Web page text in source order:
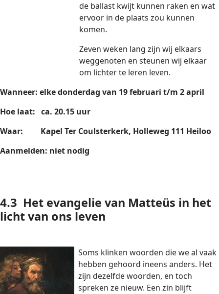
de ballast kwijt kunnen raken en wat
ervoor in de plaats zou kunnen
komen.
Zeven weken lang zijn wij elkaars
weggenoten en steunen wij elkaar
om lichter te leren leven.
Wanneer: elke donderdag van 19 februari t/m 2 april
Hoe laat: ca. 20.15 uur
Waar: Kapel Ter Coulsterkerk, Holleweg 111 Heiloo
Aanmelden: niet nodig
4.3 Het evangelie van Matteüs in het
licht van ons leven
Soms klinken woorden die we al vaak
hebben gehoord ineens anders. Het
zijn dezelfde woorden, en toch
spreken ze nieuw. Een zin blijft